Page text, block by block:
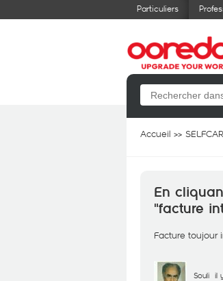
Particuliers
Accueil
En
"facture
Facture toujour
Souli il